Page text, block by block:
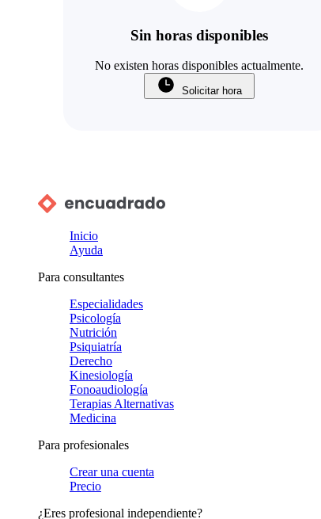
Sin horas disponibles
No existen horas disponibles actualmente.
Solicitar hora
Inicio
Ayuda
Para consultantes
Especialidades
Psicología
Nutrición
Psiquiatría
Derecho
Kinesiología
Fonoaudiología
Terapias Alternativas
Medicina
Para profesionales
Crear una cuenta
Precio
¿Eres profesional independiente?